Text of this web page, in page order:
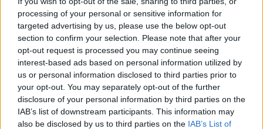
processing of your personal or sensitive information for
targeted advertising by us, please use the below opt-out
section to confirm your selection. Please note that after your
opt-out request is processed you may continue seeing
interest-based ads based on personal information utilized by
us or personal information disclosed to third parties prior to
your opt-out. You may separately opt-out of the further
disclosure of your personal information by third parties on the
IAB’s list of downstream participants. This information may
also be disclosed by us to third parties on the IAB’s List of
NAJČÍTANEJŠIE
TÝŽDEŇ MESIAC
Trvalky, ktoré znesú sucho a teplo? Tieto
vysaďte na miesta, na ktoré slnko svieti celý
deň